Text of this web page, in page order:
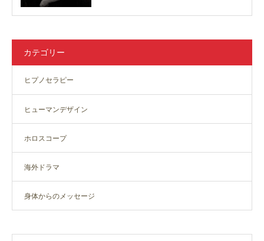
カテゴリー
ヒプノセラピー
ヒューマンデザイン
ホロスコープ
海外ドラマ
身体からのメッセージ